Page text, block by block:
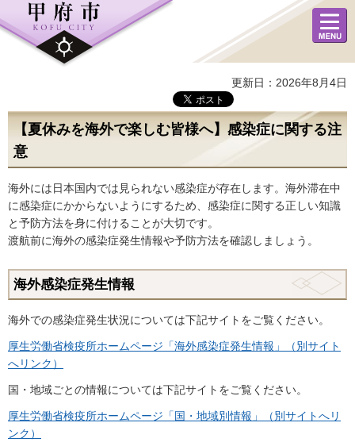
メニュ
ー
更新日：2026年8月4日
【夏休みを海外で楽しむ皆様へ】感染症に関する注
意
海外には日本国内では見られない感染症が存在します。海外滞在中
に感染症にかからないようにするため、感染症に関する正しい知識
と予防方法を身に付けることが大切です。
渡航前に海外の感染症発生情報や予防方法を確認しましょう。
海外感染症発生情報
海外での感染症発生状況については下記サイトをご覧ください。
厚生労働省検疫所ホームページ「海外感染症発生情報」（別サイト
へリンク）
国・地域ごとの情報については下記サイトをご覧ください。
厚生労働省検疫所ホームページ「国・地域別情報」（別サイトへリ
ンク）